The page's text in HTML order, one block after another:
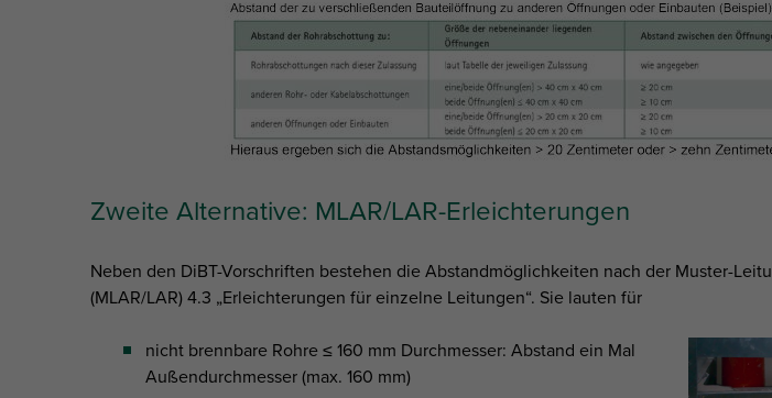
Zweite Alternative: MLAR/LAR-Erleichterungen
Neben den DiBT-Vorschriften bestehen die Abstandmöglichkeiten nach der Muster-
(MLAR/LAR) 4.3 „Erleichterungen für einzelne Leitungen“. Sie lauten für
nicht brennbare Rohre ≤ 160 mm Durchmesser: Abstand ein Mal
Außendurchmesser (max. 160 mm)